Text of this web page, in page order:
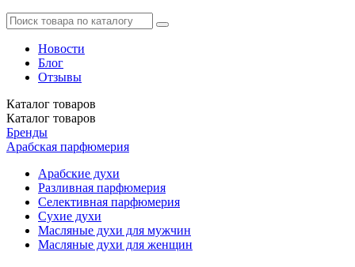
Новости
Блог
Отзывы
Каталог товаров
Каталог товаров
Бренды
Арабская парфюмерия
Арабские духи
Разливная парфюмерия
Селективная парфюмерия
Сухие духи
Масляные духи для мужчин
Масляные духи для женщин